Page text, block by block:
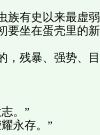
有史以来最虚
要坐在蛋壳里
，残暴、强势、
。”
永存。”